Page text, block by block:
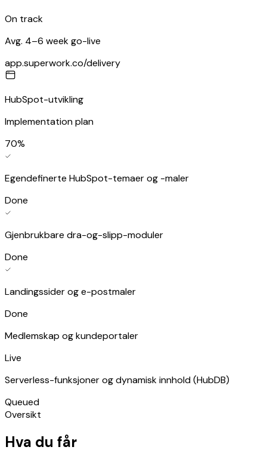
On track
Avg. 4–6 week go-live
app.superwork.co/delivery
HubSpot-utvikling
Implementation plan
70%
Egendefinerte HubSpot-temaer og -maler
Done
Gjenbrukbare dra-og-slipp-moduler
Done
Landingssider og e-postmaler
Done
Medlemskap og kundeportaler
Live
Serverless-funksjoner og dynamisk innhold (HubDB)
Queued
Oversikt
Hva du får